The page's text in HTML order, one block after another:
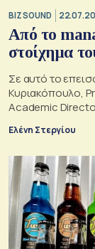
BIZ SOUND
Από το
στοίχημα
Σε αυτό το
Κυριακόπουλο,
Academic
Ελένη Στεργίου